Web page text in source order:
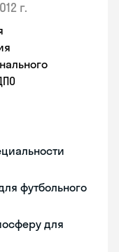
г.
футбольного
для